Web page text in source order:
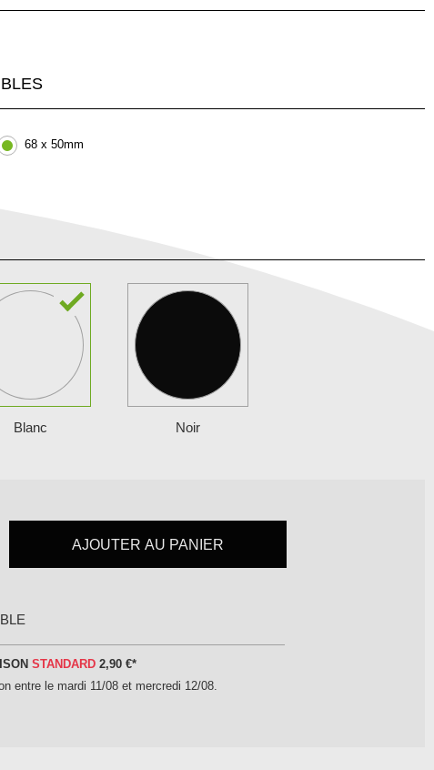
68 x 50mm
Blanc Noir
AJOUTER AU PANIER
STANDARD 2,90 €*
entre le mardi 11/08 et mercredi 12/08.